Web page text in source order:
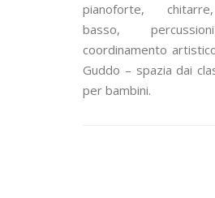
pianoforte,
basso,
coordinamento
Guddo – spazia dai
per bambini.